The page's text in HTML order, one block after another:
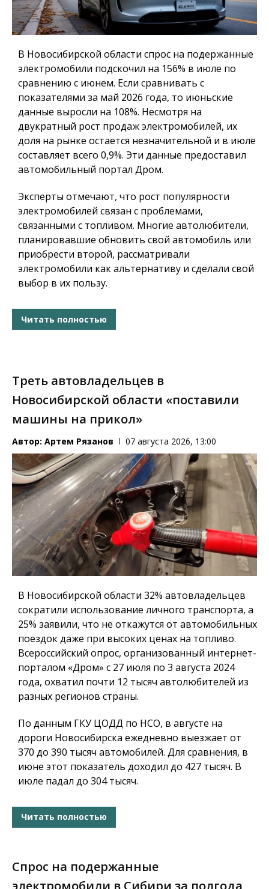
В Новосибирской области спрос на подержанные
электромобили подскочил на 156% в июле по
сравнению с июнем. Если сравнивать с
показателями за май 2026 года, то июньские
данные выросли на 108%. Несмотря на
двукратный рост продаж электромобилей, их
доля на рынке остается незначительной и в июле
составляет всего 0,9%. Эти данные предоставил
автомобильный портал Дром.
Эксперты отмечают, что рост популярности
электромобилей связан с проблемами,
связанными с топливом. Многие автолюбители,
планировавшие обновить свой автомобиль или
приобрести второй, рассматривали
электромобили как альтернативу и сделали свой
выбор в их пользу.
Читать полностью
Треть автовладельцев в
Новосибирской области «поставили
машины на прикол»
Автор: Артем Рязанов 07 августа 2026, 13:00
В Новосибирской области 32% автовладельцев
сократили использование личного транспорта, а
25% заявили, что не откажутся от автомобильных
поездок даже при высоких ценах на топливо.
Всероссийский опрос, организованный интернет-
порталом «Дром» с 27 июля по 3 августа 2024
года, охватил почти 12 тысяч автолюбителей из
разных регионов страны.
По данным ГКУ ЦОДД по НСО, в августе на
дороги Новосибирска ежедневно выезжает от
370 до 390 тысяч автомобилей. Для сравнения, в
июне этот показатель доходил до 427 тысяч. В
июле падал до 304 тысяч.
Читать полностью
Спрос на подержанные
электромобили в Сибири за полгода